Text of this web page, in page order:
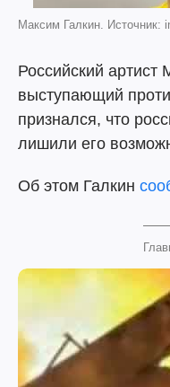
Максим Галкин. Источник:
Российский артист
выступающий
признался, что
лишили его
Об этом Галкин